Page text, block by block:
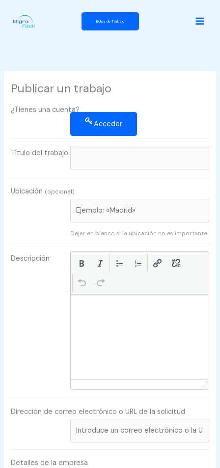
contenido
Bolsa de Trabajo
Publicar un trabajo
¿Tienes una cuenta?
Acceder
Título del trabajo
Ubicación (opcional)
Dejar en blanco si la ubicación no es importante
Descripción
Dirección de correo electrónico o URL de la solicitud
Detalles de la empresa